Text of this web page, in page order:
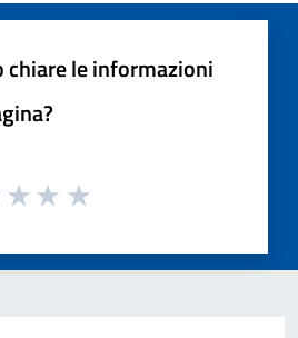
chiare le informazioni